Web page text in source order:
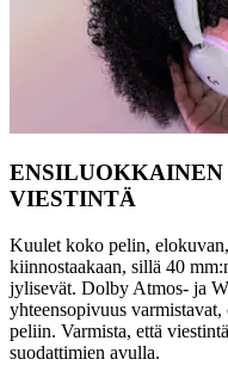
VIESTINTÄ
Kuulet koko pelin,
kiinnostaakaan, sillä 40
jylisevät. Dolby Atmos- ja
yhteensopivuus varmistavat,
peliin. Varmista, että
suodattimien avulla.